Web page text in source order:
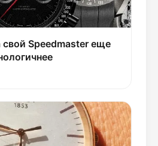
свой Speedmaster еще